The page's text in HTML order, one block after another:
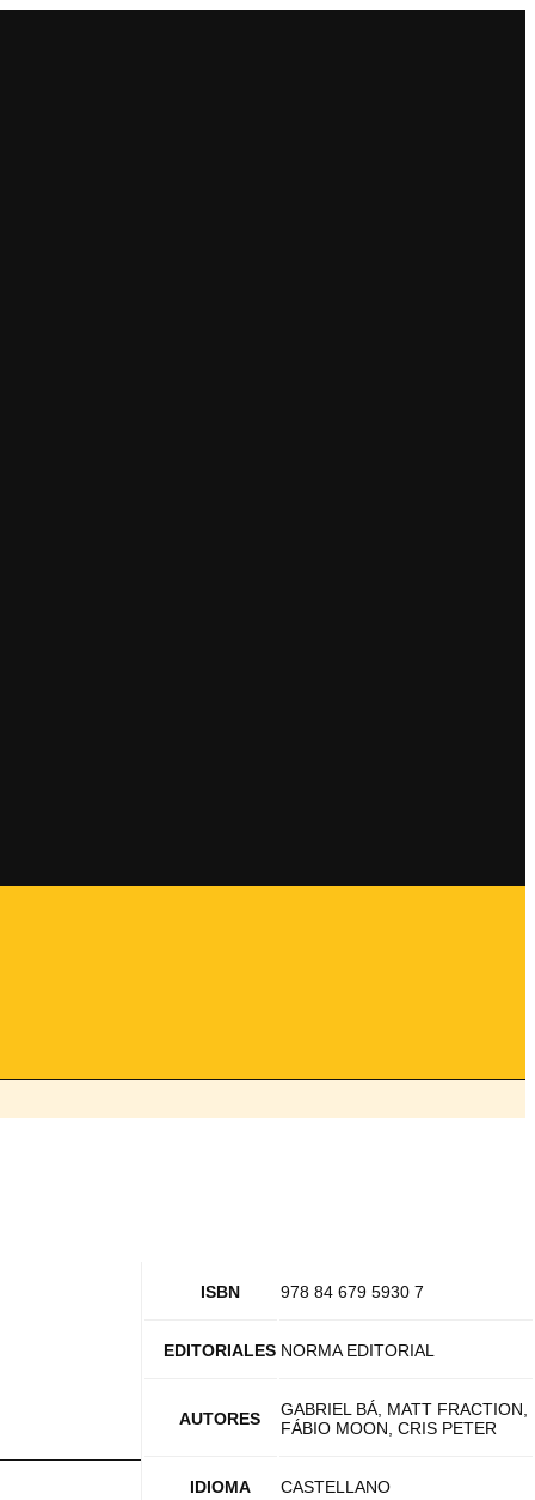
ISBN 978 84 679 5930 7
EDITORIALES NORMA EDITORIAL
AUTORES
GABRIEL BÁ, MATT FRACTION,
FÁBIO MOON, CRIS PETER
IDIOMA CASTELLANO